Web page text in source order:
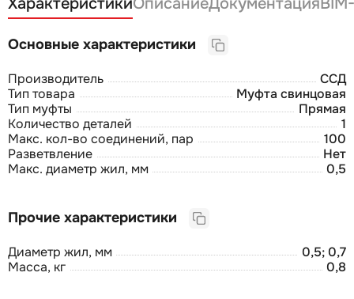
Основные характеристики
Производитель
ССД
Тип товара
Муфта свинцовая
Тип муфты
Прямая
Количество деталей
1
Макс. кол-во соединений, пар
100
Разветвление
Нет
Макс. диаметр жил, мм
0,5
Прочие характеристики
Диаметр жил, мм
0,5; 0,7
Масса, кг
0,8